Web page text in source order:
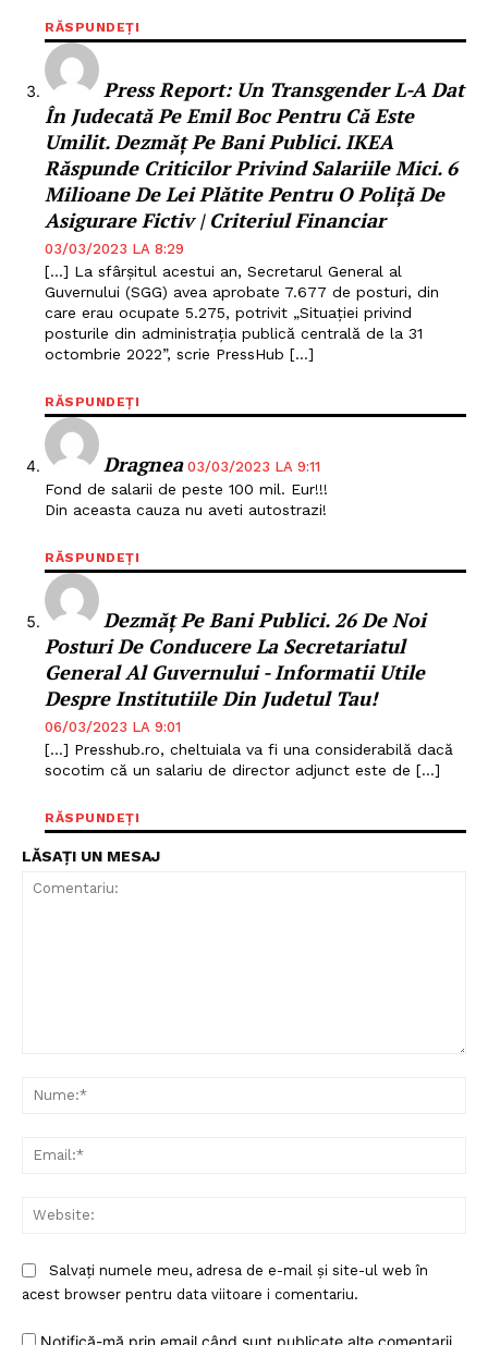
RĂSPUNDEȚI
Press Report: ​Un Transgender L-A Dat
În Judecată Pe Emil Boc Pentru Că Este
Umilit. Dezmăț Pe Bani Publici. IKEA
Răspunde Criticilor Privind Salariile Mici. 6
Milioane De Lei Plătite Pentru O Poliță De
Asigurare Fictiv | Criteriul Financiar
03/03/2023 LA 8:29
[…] La sfârșitul acestui an, Secretarul General al
Guvernului (SGG) avea aprobate 7.677 de posturi, din
care erau ocupate 5.275, potrivit „Situației privind
posturile din administrația publică centrală de la 31
octombrie 2022”, scrie PressHub […]
RĂSPUNDEȚI
Dragnea 03/03/2023 LA 9:11
Fond de salarii de peste 100 mil. Eur!!!
Din aceasta cauza nu aveti autostrazi!
RĂSPUNDEȚI
Dezmăț Pe Bani Publici. 26 De Noi
Posturi De Conducere La Secretariatul
General Al Guvernului - Informatii Utile
Despre Institutiile Din Judetul Tau!
06/03/2023 LA 9:01
[…] Presshub.ro, cheltuiala va fi una considerabilă dacă
socotim că un salariu de director adjunct este de […]
RĂSPUNDEȚI
LĂSAȚI UN MESAJ
Salvați numele meu, adresa de e-mail și site-ul web în
acest browser pentru data viitoare i comentariu.
Notifică-mă prin email când sunt publicate alte comentarii.